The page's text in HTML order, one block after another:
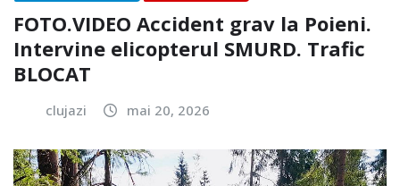
FOTO.VIDEO Accident grav la Poieni.
Intervine elicopterul SMURD. Trafic
BLOCAT
clujazi mai 20, 2026